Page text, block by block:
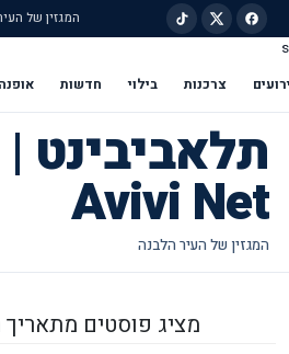
המגזין של
s
צרכנות בילוי חדשות אופנה
Avivi Net
מציג פוסטים מתאריך מרץ